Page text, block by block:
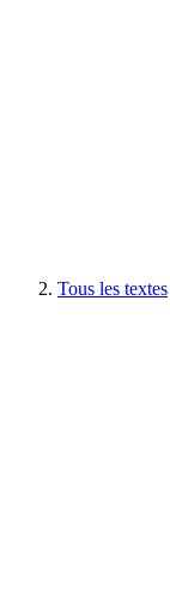
Tous les textes